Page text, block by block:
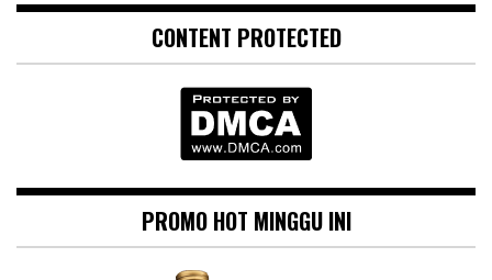
CONTENT PROTECTED
PROMO HOT MINGGU INI